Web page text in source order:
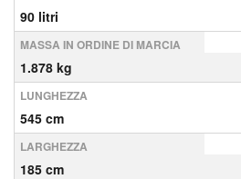
90 litri
MASSA IN ORDINE DI MARCIA
1.878 kg
LUNGHEZZA
545 cm
LARGHEZZA
185 cm